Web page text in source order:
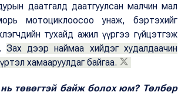
даатгалд даатгуулсан малчин мал
мотоциклоосоо унаж, бэртэхийг
тухайд ажил үүргээ гүйцэтгэж
Зах дээр наймаа хийдэг худалдаачин
хамааруулдаг байгаа.
төвөгтэй байж болох юм? Төлбөр